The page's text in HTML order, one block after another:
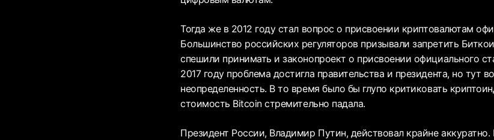
Тогда же в 2012 году стал вопрос о присвоении криптовалютам
Большинство российских регуляторов призывали запретить
спешили принимать и законопроект о присвоении официального
2017 году проблема достигла правительства и президента, но тут
неопределенность. В то время было бы глупо критиковать
стоимость Bitcoin стремительно падала.
Президент России, Владимир Путин, действовал крайне